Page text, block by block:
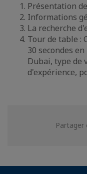
Présentation
Informations
La recherche
Tour de table :
30 secondes
Dubai, type de
d'expérience,
Partager